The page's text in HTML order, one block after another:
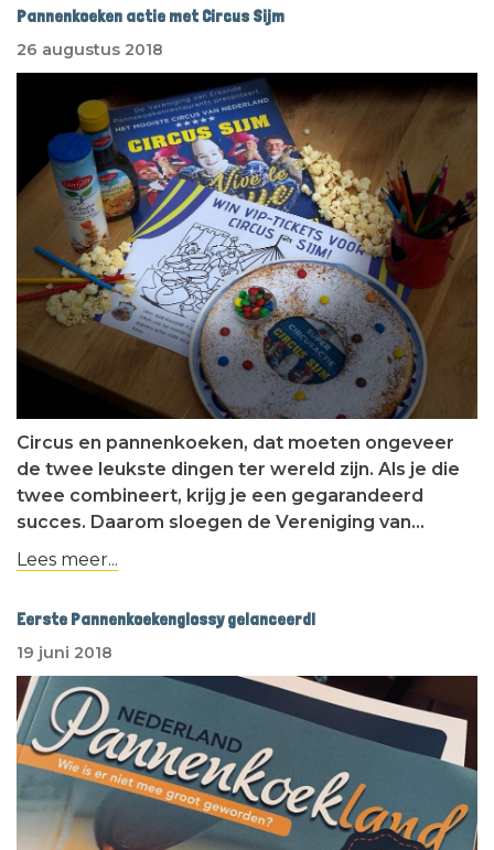
Pannenkoeken actie met Circus Sijm
26 augustus 2018
Circus en pannenkoeken, dat moeten ongeveer
de twee leukste dingen ter wereld zijn. Als je die
twee combineert, krijg je een gegarandeerd
succes. Daarom sloegen de Vereniging van…
Lees meer...
Eerste Pannenkoekenglossy gelanceerd!
19 juni 2018